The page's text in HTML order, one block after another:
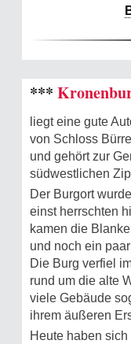
***
liegt eine gute
von Schloss
und gehört zur
südwestlichen
Der Burgort
einst herrschten
kamen die
und noch ein
Die Burg verfiel
rund um die alte
viele Gebäude
ihrem äußeren
Heute haben